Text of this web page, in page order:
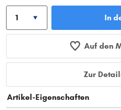
In
Auf den
Zur
Artikel-Eigenschaften